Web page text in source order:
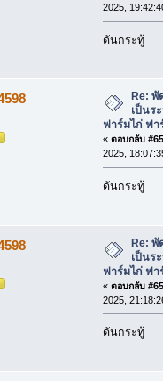
2025,
ดันกระทู้
Re:
เป็นร
ฟาร์มไก่ ฟา
« ตอบกลับ
2025,
ดันกระทู้
Re: พั
เป็นร
ฟาร์มไก่ ฟา
« ตอบกลับ
2025,
ดันกระทู้